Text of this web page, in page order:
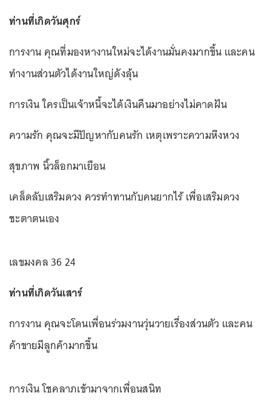
ท่านที่เกิดวันศุกร์
การงาน คุณที่มองหางานใหม่จะได้งานมั่นคงมากขึ้น และคน
ทำงานส่วนตัวได้งานใหญ่ดังลุ้น
การเงิน ใครเป็นเจ้าหนี้จะได้เงินคืนมาอย่างไม่คาดฝัน
ความรัก คุณจะมีปัญหากับคนรัก เหตุเพราะความหึงหวง
สุขภาพ นิ้วล็อกมาเยือน
เคล็ดลับเสริมดวง ควรทำทานกับคนยากไร้ เพื่อเสริมดวง
ชะตาตนเอง
เลขมงคล 36 24
ท่านที่เกิดวันเสาร์
การงาน คุณจะโดนเพื่อนร่วมงานวุ่นวายเรื่องส่วนตัว และคน
ค้าขายมีลูกค้ามากขึ้น
การเงิน โชคลาภเข้ามาจากเพื่อนสนิท